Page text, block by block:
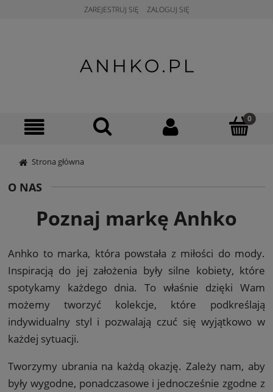
ZAREJESTRUJ SIĘ ZALOGUJ SIĘ
Strona główna
O NAS
Poznaj markę Anhko
Anhko to marka, która powstała z miłości do mody.
Inspiracją do jej założenia były silne kobiety, które
spotykamy każdego dnia. To właśnie dzięki Wam
możemy tworzyć kolekcje, które podkreślają
indywidualny styl i pozwalają czuć się wyjątkowo w
każdej sytuacji.
Tworzymy ubrania na każdą okazję. Zależy nam, aby
były wygodne, ponadczasowe i jednocześnie zgodne z